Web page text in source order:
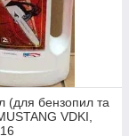
(для бензопил та
VDKI,